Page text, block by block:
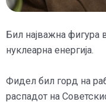
Бил најважна фигура
нуклеарна енергија.
Фидел бил горд на
распадот на